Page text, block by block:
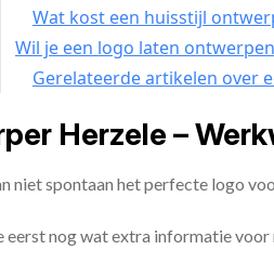
Wat kost een huisstijl
Wil je een logo laten
Gerelateerde artikelen over
Herzele –
niet spontaan het perfecte logo
eerst nog wat extra informatie voor